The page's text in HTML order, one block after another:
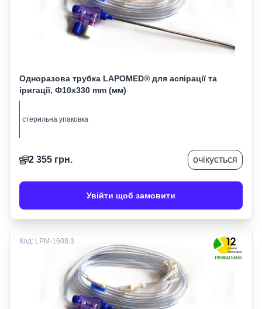
Одноразова трубка LAPOMED® для аспірації та
іригації, Ф10х330 mm (мм)
стерильна упаковка
2 355 грн. очікується
Увійти щоб замовити
Код: LPM-1608.3